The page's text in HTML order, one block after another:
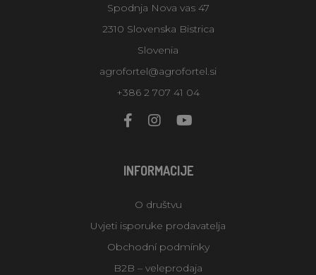
Spodnja Nova vas 47
2310 Slovenska Bistrica
Slovenia
agrofortel@agrofortel.si
+386 2 707 41 04
INFORMACIJE
O društvu
Uvjeti isporuke prodavatelja
Obchodní podmínky
B2B – veleprodaja